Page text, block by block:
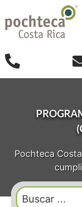
Pochteca